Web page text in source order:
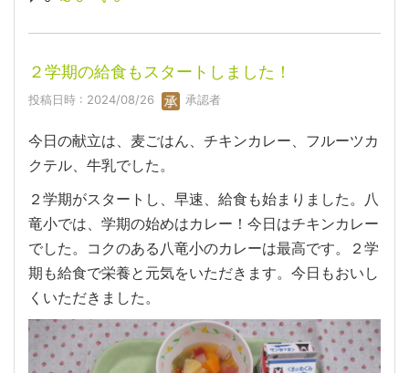
２学期の給食もスタートしました！
投稿日時 : 2024/08/26 承認者
今日の献立は、麦ごはん、チキンカレー、フルーツカ
クテル、牛乳でした。
２学期がスタートし、早速、給食も始まりました。八
竜小では、学期の始めはカレー！今日はチキンカレー
でした。コクのある八竜小のカレーは最高です。２学
期も給食で栄養と元気をいただきます。今日もおいし
くいただきました。